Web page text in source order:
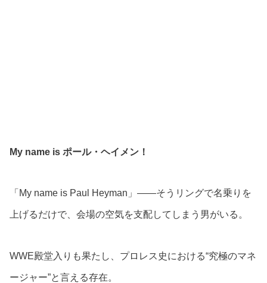
My name is ポール・ヘイメン！
「My name is Paul Heyman」――そうリングで名乗りを
上げるだけで、会場の空気を支配してしまう男がいる。
WWE殿堂入りも果たし、プロレス史における“究極のマネ
ージャー”と言える存在。